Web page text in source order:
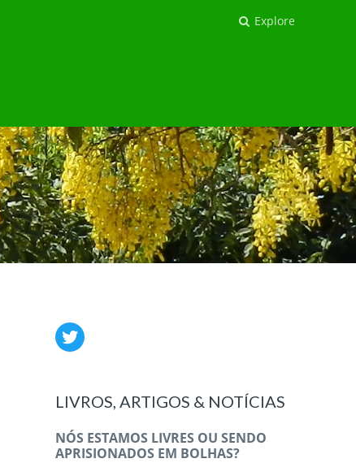
Explore
LIVROS, ARTIGOS & NOTÍCIAS
NÓS ESTAMOS LIVRES OU SENDO
APRISIONADOS EM BOLHAS?